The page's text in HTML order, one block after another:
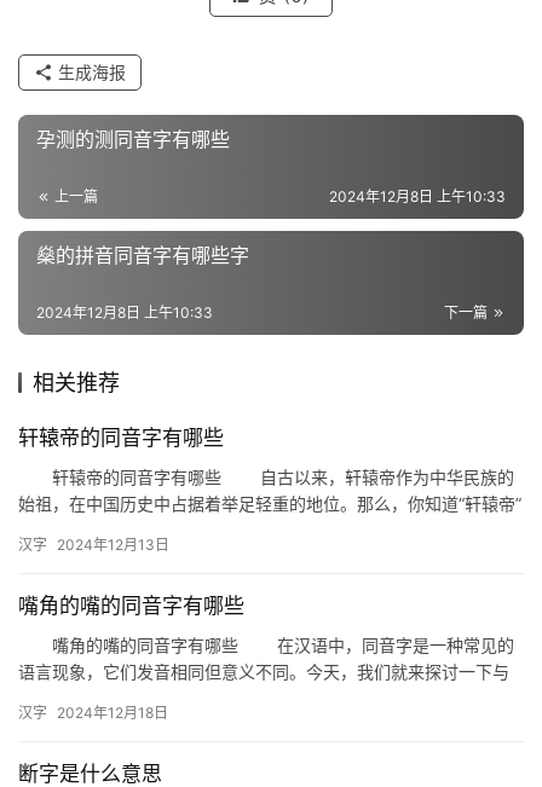
组
词
义
词
近
词
词
拼
生成海报
孕测的测同音字有哪些
上一篇 2024年12月8日 上午10:33
燊的拼音同音字有哪些字
下一篇
2024年12月8日 上午10:33
相关推荐
轩辕帝的同音字有哪些
轩辕帝的同音字有哪些 自古以来，轩辕帝作为中华民族的
始祖，在中国历史中占据着举足轻重的地位。那么，你知道“轩辕帝”
汉字 2024年12月13日
嘴角的嘴的同音字有哪些
嘴角的嘴的同音字有哪些 在汉语中，同音字是一种常见的
语言现象，它们发音相同但意义不同。今天，我们就来探讨一下与
汉字 2024年12月18日
断字是什么意思